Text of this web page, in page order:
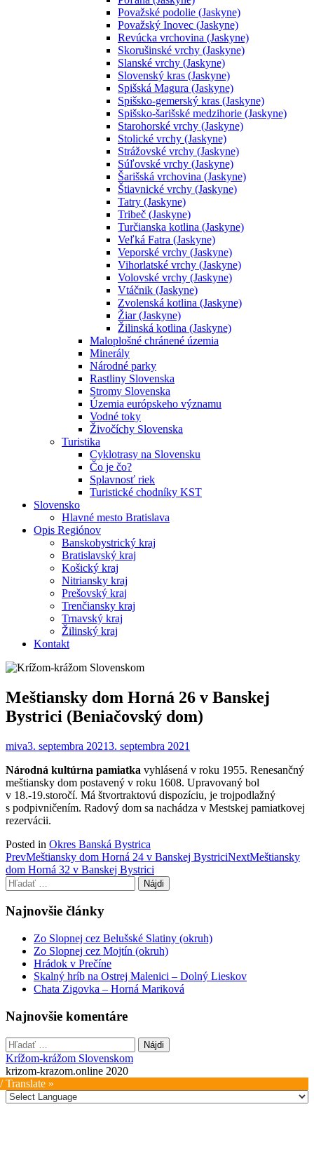
Považské podolie (Jaskyne)
Považský Inovec (Jaskyne)
Revúcka vrchovina (Jaskyne)
Skorušinské vrchy (Jaskyne)
Slanské vrchy (Jaskyne)
Slovenský kras (Jaskyne)
Spišská Magura (Jaskyne)
Spišsko-gemerský kras (Jaskyne)
Spišsko-šarišské medzihorie (Jaskyne)
Starohorské vrchy (Jaskyne)
Stolické vrchy (Jaskyne)
Strážovské vrchy (Jaskyne)
Súľovské vrchy (Jaskyne)
Šarišská vrchovina (Jaskyne)
Štiavnické vrchy (Jaskyne)
Tatry (Jaskyne)
Tribeč (Jaskyne)
Turčianska kotlina (Jaskyne)
Veľká Fatra (Jaskyne)
Veporské vrchy (Jaskyne)
Vihorlatské vrchy (Jaskyne)
Volovské vrchy (Jaskyne)
Vtáčnik (Jaskyne)
Zvolenská kotlina (Jaskyne)
Žiar (Jaskyne)
Žilinská kotlina (Jaskyne)
Maloplošné chránené územia
Minerály
Národné parky
Rastliny Slovenska
Stromy Slovenska
Územia európskeho významu
Vodné toky
Živočíchy Slovenska
Turistika
Cyklotrasy na Slovensku
Čo je čo?
Splavnosť riek
Turistické chodníky KST
Slovensko
Hlavné mesto Bratislava
Opis Regiónov
Banskobystrický kraj
Bratislavský kraj
Košický kraj
Nitriansky kraj
Prešovský kraj
Trenčiansky kraj
Trnavský kraj
Žilinský kraj
Kontakt
Meštiansky dom Horná 26 v Banskej
Bystrici (Beniačovský dom)
miva3. septembra 20213. septembra 2021
Národná kultúrna pamiatka vyhlásená v roku 1955. Renesančný
meštiansky dom postavený v roku 1608. Upravovaný bol
v 18.-19.storočí. Má štvortraktovú dispozíciu, je trojpodlažný
s podpivničením. Radový dom sa nachádza v Mestskej pamiatkovej
rezervácii.
Posted in Okres Banská Bystrica
Post
navigation
PrevMeštiansky dom Horná 24 v Banskej BystriciNextMeštiansky
dom Horná 32 v Banskej Bystrici
Hľadať:
Najnovšie články
Zo Slopnej cez Belušské Slatiny (okruh)
Zo Slopnej cez Mojtín (okruh)
Hrádok v Prečíne
Skalný hríb na Ostrej Malenici – Dolný Lieskov
Chata Zigovka – Horná Mariková
Najnovšie komentáre
Hľadať:
Krížom-krážom Slovenskom
krizom-krazom.online 2020
Translate »